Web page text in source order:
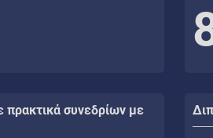
πρακτικά συνεδρίων με